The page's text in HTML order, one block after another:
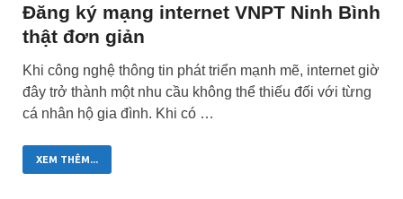
Đăng ký mạng internet VNPT Ninh Bình
thật đơn giản
Khi công nghệ thông tin phát triển mạnh mẽ, internet giờ
đây trở thành một nhu cầu không thể thiếu đối với từng
cá nhân hộ gia đình. Khi có …
XEM THÊM...